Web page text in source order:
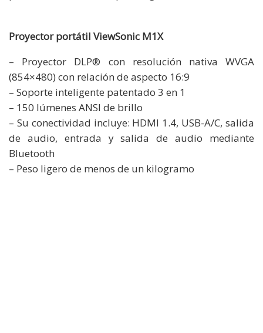
Proyector portátil ViewSonic M1X
– Proyector DLP® con resolución nativa WVGA
(854×480) con relación de aspecto 16:9
– Soporte inteligente patentado 3 en 1
– 150 lúmenes ANSI de brillo
– Su conectividad incluye: HDMI 1.4, USB-A/C, salida
de audio, entrada y salida de audio mediante
Bluetooth
– Peso ligero de menos de un kilogramo